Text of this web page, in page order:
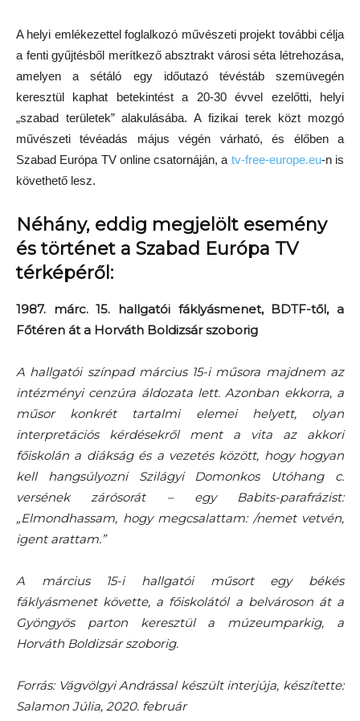
A helyi emlékezettel foglalkozó művészeti projekt további célja
a fenti gyűjtésből merítkező absztrakt városi séta létrehozása,
amelyen a sétáló egy időutazó tévéstáb szemüvegén
keresztül kaphat betekintést a 20-30 évvel ezelőtti, helyi
„szabad területek” alakulásába. A fizikai terek közt mozgó
művészeti tévéadás május végén várható, és élőben a
Szabad Európa TV online csatornáján, a tv-free-europe.eu-n is
követhető lesz.
Néhány, eddig megjelölt esemény
és történet a Szabad Európa TV
térképéről:
1987. márc. 15. hallgatói fáklyásmenet, BDTF-től, a
Főtéren át a Horváth Boldizsár szoborig
A hallgatói színpad március 15-i műsora majdnem az
intézményi cenzúra áldozata lett. Azonban ekkorra, a
műsor konkrét tartalmi elemei helyett, olyan
interpretációs kérdésekről ment a vita az akkori
főiskolán a diákság és a vezetés között, hogy hogyan
kell hangsúlyozni Szilágyi Domonkos Utóhang c.
versének zárósorát – egy Babits-parafrázist:
„Elmondhassam, hogy megcsalattam: /nemet vetvén,
igent arattam.”
A március 15-i hallgatói műsort egy békés
fáklyásmenet követte, a főiskolától a belvároson át a
Gyöngyös parton keresztül a múzeumparkig, a
Horváth Boldizsár szoborig.
Forrás: Vágvölgyi Andrással készült interjúja, készítette:
Salamon Júlia, 2020. február